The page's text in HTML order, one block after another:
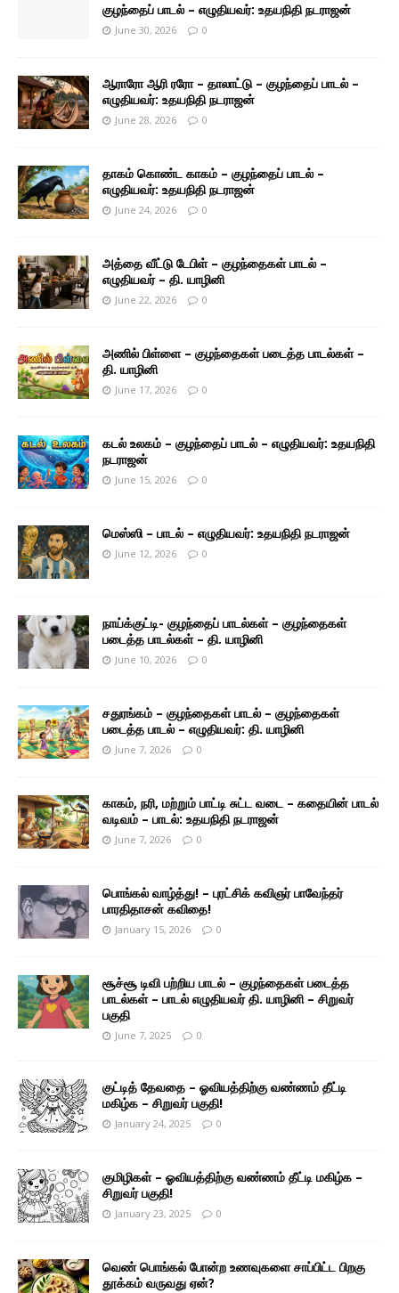
குழந்தைப் பாடல் – எழுதியவர்: உதயநிதி நடராஜன்
June 30, 2026 0
ஆராரோ ஆரி ரரோ – தாலாட்டு – குழந்தைப் பாடல் –
எழுதியவர்: உதயநிதி நடராஜன்
June 28, 2026 0
தாகம் கொண்ட காகம் – குழந்தைப் பாடல் –
எழுதியவர்: உதயநிதி நடராஜன்
June 24, 2026 0
அத்தை வீட்டு டேபிள் – குழந்தைகள் பாடல் –
எழுதியவர் – தி. யாழினி
June 22, 2026 0
அணில் பிள்ளை – குழந்தைகள் படைத்த பாடல்கள் –
தி. யாழினி
June 17, 2026 0
கடல் உலகம் – குழந்தைப் பாடல் – எழுதியவர்: உதயநிதி
நடராஜன்
June 15, 2026 0
மெஸ்ஸி – பாடல் – எழுதியவர்: உதயநிதி நடராஜன்
June 12, 2026 0
நாய்க்குட்டி- குழந்தைப் பாடல்கள் – குழந்தைகள்
படைத்த பாடல்கள் – தி. யாழினி
June 10, 2026 0
சதுரங்கம் – குழந்தைகள் பாடல் – குழந்தைகள்
படைத்த பாடல் – எழுதியவர்: தி. யாழினி
June 7, 2026 0
காகம், நரி, மற்றும் பாட்டி சுட்ட வடை – கதையின் பாடல்
வடிவம் – பாடல்: உதயநிதி நடராஜன்
June 7, 2026 0
பொங்கல் வாழ்த்து! – புரட்சிக் கவிஞர் பாவேந்தர்
பாரதிதாசன் கவிதை!
January 15, 2026 0
சூச்சூ டிவி பற்றிய பாடல் – குழந்தைகள் படைத்த
பாடல்கள் – பாடல் எழுதியவர் தி. யாழினி – சிறுவர்
பகுதி
June 7, 2025 0
குட்டித் தேவதை – ஓவியத்திற்கு வண்ணம் தீட்டி
மகிழ்க – சிறுவர் பகுதி!
January 24, 2025 0
குமிழிகள் – ஓவியத்திற்கு வண்ணம் தீட்டி மகிழ்க –
சிறுவர் பகுதி!
January 23, 2025 0
வெண் பொங்கல் போன்ற உணவுகளை சாப்பிட்ட பிறகு
தூக்கம் வருவது ஏன்?